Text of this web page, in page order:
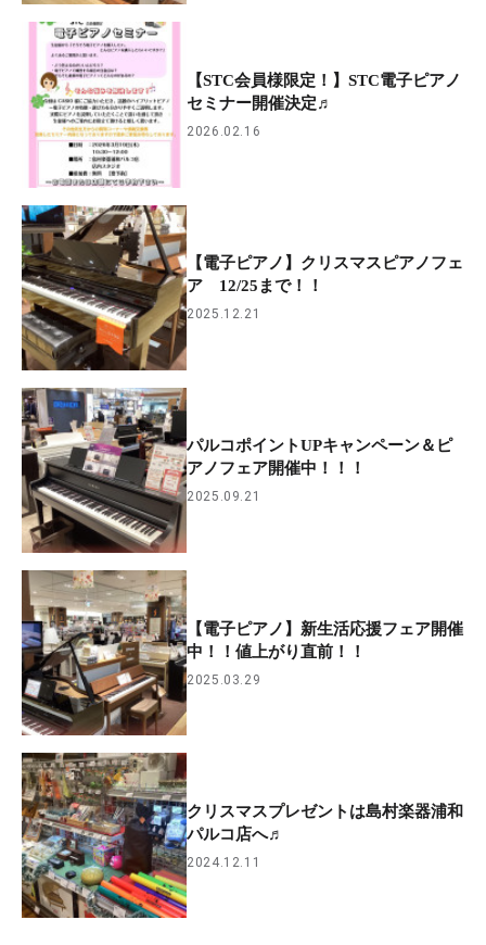
【STC会員様限定！】STC電子ピアノ
セミナー開催決定♬
2026.02.16
【電子ピアノ】クリスマスピアノフェ
ア 12/25まで！！
2025.12.21
パルコポイントUPキャンペーン＆ピ
アノフェア開催中！！！
2025.09.21
【電子ピアノ】新生活応援フェア開催
中！！値上がり直前！！
2025.03.29
クリスマスプレゼントは島村楽器浦和
パルコ店へ♬
2024.12.11